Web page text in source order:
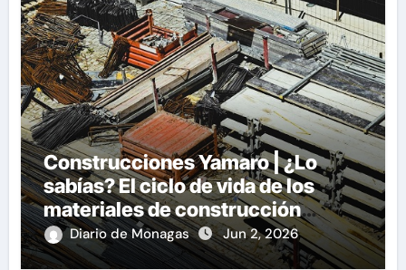
Construcciones Yamaro | ¿Lo
sabías? El ciclo de vida de los
materiales de construcción
revoluciona eficiencia en
proyectos modernos
Diario de Monagas Jun 2, 2026